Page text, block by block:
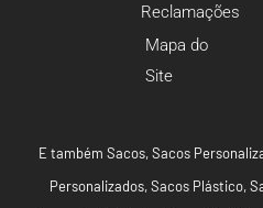
Reclamações
Mapa do
Site
E também Sacos,Sacos
Personalizados,Sacos Plástico,